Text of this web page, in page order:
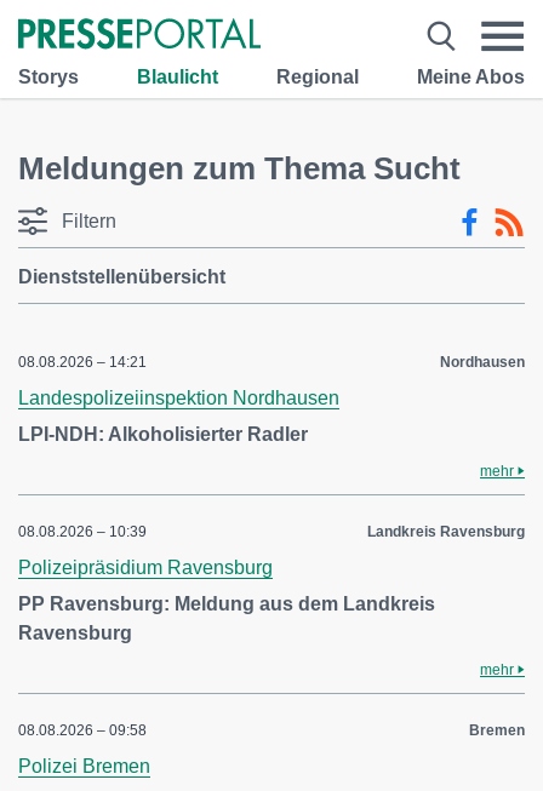
Storys Blaulicht Regional Meine Abos
Meldungen zum Thema Sucht
Filtern
Dienststellenübersicht
08.08.2026 – 14:21 Nordhausen
Landespolizeiinspektion Nordhausen
LPI-NDH: Alkoholisierter Radler
mehr
08.08.2026 – 10:39 Landkreis Ravensburg
Polizeipräsidium Ravensburg
PP Ravensburg: Meldung aus dem Landkreis
Ravensburg
mehr
08.08.2026 – 09:58 Bremen
Polizei Bremen